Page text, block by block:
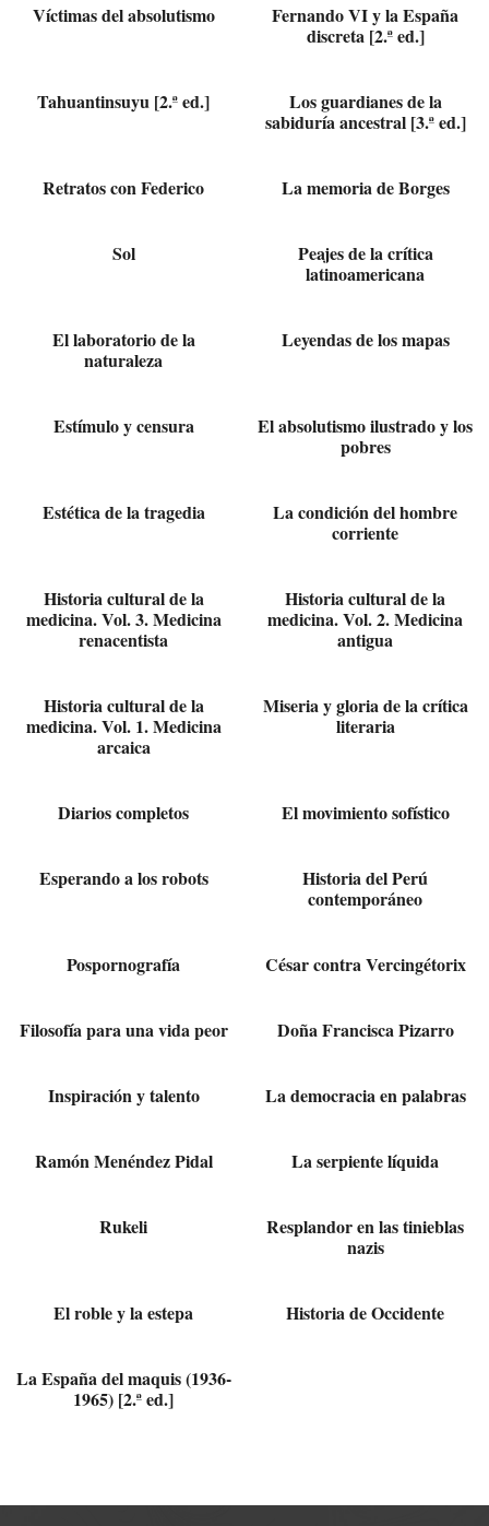
Víctimas del absolutismo
Fernando VI y la España
discreta [2.ª ed.]
Tahuantinsuyu [2.ª ed.]
Los guardianes de la
sabiduría ancestral [3.ª ed.]
Retratos con Federico La memoria de Borges
Sol
Peajes de la crítica
latinoamericana
El laboratorio de la
naturaleza
Leyendas de los mapas
Estímulo y censura
El absolutismo ilustrado y los
pobres
Estética de la tragedia
La condición del hombre
corriente
Historia cultural de la
medicina. Vol. 3. Medicina
renacentista
Historia cultural de la
medicina. Vol. 2. Medicina
antigua
Historia cultural de la
medicina. Vol. 1. Medicina
arcaica
Miseria y gloria de la crítica
literaria
Diarios completos El movimiento sofístico
Esperando a los robots
Historia del Perú
contemporáneo
Pospornografía César contra Vercingétorix
Filosofía para una vida peor Doña Francisca Pizarro
Inspiración y talento La democracia en palabras
Ramón Menéndez Pidal La serpiente líquida
Rukeli
Resplandor en las tinieblas
nazis
El roble y la estepa Historia de Occidente
La España del maquis (1936-
1965) [2.ª ed.]